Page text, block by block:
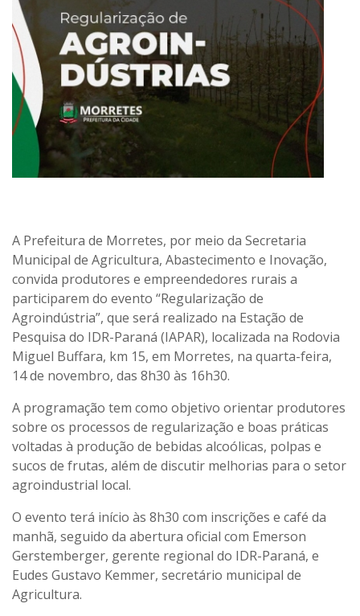
A Prefeitura de Morretes, por meio da Secretaria
Municipal de Agricultura, Abastecimento e Inovação,
convida produtores e empreendedores rurais a
participarem do evento “Regularização de
Agroindústria”, que será realizado na Estação de
Pesquisa do IDR-Paraná (IAPAR), localizada na Rodovia
Miguel Buffara, km 15, em Morretes, na quarta-feira,
14 de novembro, das 8h30 às 16h30.
A programação tem como objetivo orientar produtores
sobre os processos de regularização e boas práticas
voltadas à produção de bebidas alcoólicas, polpas e
sucos de frutas, além de discutir melhorias para o setor
agroindustrial local.
O evento terá início às 8h30 com inscrições e café da
manhã, seguido da abertura oficial com Emerson
Gerstemberger, gerente regional do IDR-Paraná, e
Eudes Gustavo Kemmer, secretário municipal de
Agricultura.